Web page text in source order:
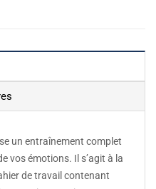
un entraînement complet
vos émotions. Il s’agit à la
de travail contenant